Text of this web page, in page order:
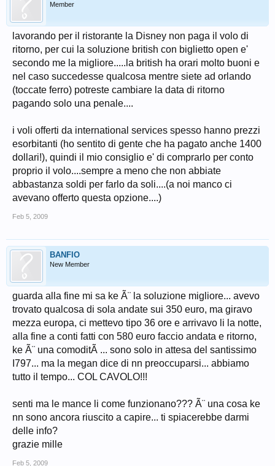
Member
lavorando per il ristorante la Disney non paga il volo di
ritorno, per cui la soluzione british con biglietto open e'
secondo me la migliore.....la british ha orari molto buoni e
nel caso succedesse qualcosa mentre siete ad orlando
(toccate ferro) potreste cambiare la data di ritorno
pagando solo una penale....
i voli offerti da international services spesso hanno prezzi
esorbitanti (ho sentito di gente che ha pagato anche 1400
dollari!), quindi il mio consiglio e' di comprarlo per conto
proprio il volo....sempre a meno che non abbiate
abbastanza soldi per farlo da soli....(a noi manco ci
avevano offerto questa opzione....)
Feb 5, 2009
BANFIO
New Member
guarda alla fine mi sa ke Ã¨ la soluzione migliore... avevo
trovato qualcosa di sola andate sui 350 euro, ma giravo
mezza europa, ci mettevo tipo 36 ore e arrivavo li la notte,
alla fine a conti fatti con 580 euro faccio andata e ritorno,
ke Ã¨ una comoditÃ ... sono solo in attesa del santissimo
I797... ma la megan dice di nn preoccuparsi... abbiamo
tutto il tempo... COL CAVOLO!!!
senti ma le mance li come funzionano??? Ã¨ una cosa ke
nn sono ancora riuscito a capire... ti spiacerebbe darmi
delle info?
grazie mille
Feb 5, 2009